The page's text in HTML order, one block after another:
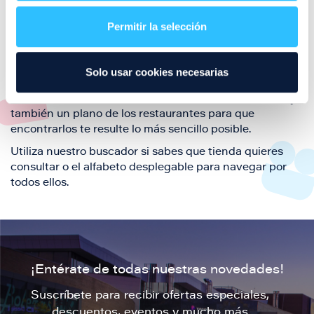
Permitir la selección
Solo usar cookies necesarias
también de nuestra oferta de ocio y shopping durante
tu visita.
El este directorio de restaurantes de Puerto Venecia
también un plano de los restaurantes para que
encontrarlos te resulte lo más sencillo posible.
Utiliza nuestro buscador si sabes que tienda quieres
consultar o el alfabeto desplegable para navegar por
todos ellos.
¡Entérate de todas nuestras novedades!
Suscríbete para recibir ofertas especiales,